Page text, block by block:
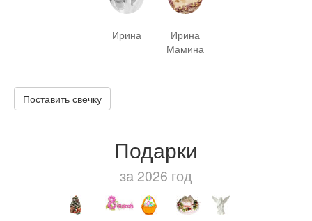
Ирина
Ирина
Мамина
Поставить свечку
Подарки
за 2026 год